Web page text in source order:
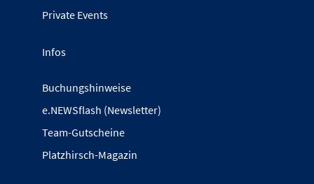
Private Events
Infos
Buchungshinweise
e.NEWSflash (Newsletter)
Team-Gutscheine
Platzhirsch-Magazin